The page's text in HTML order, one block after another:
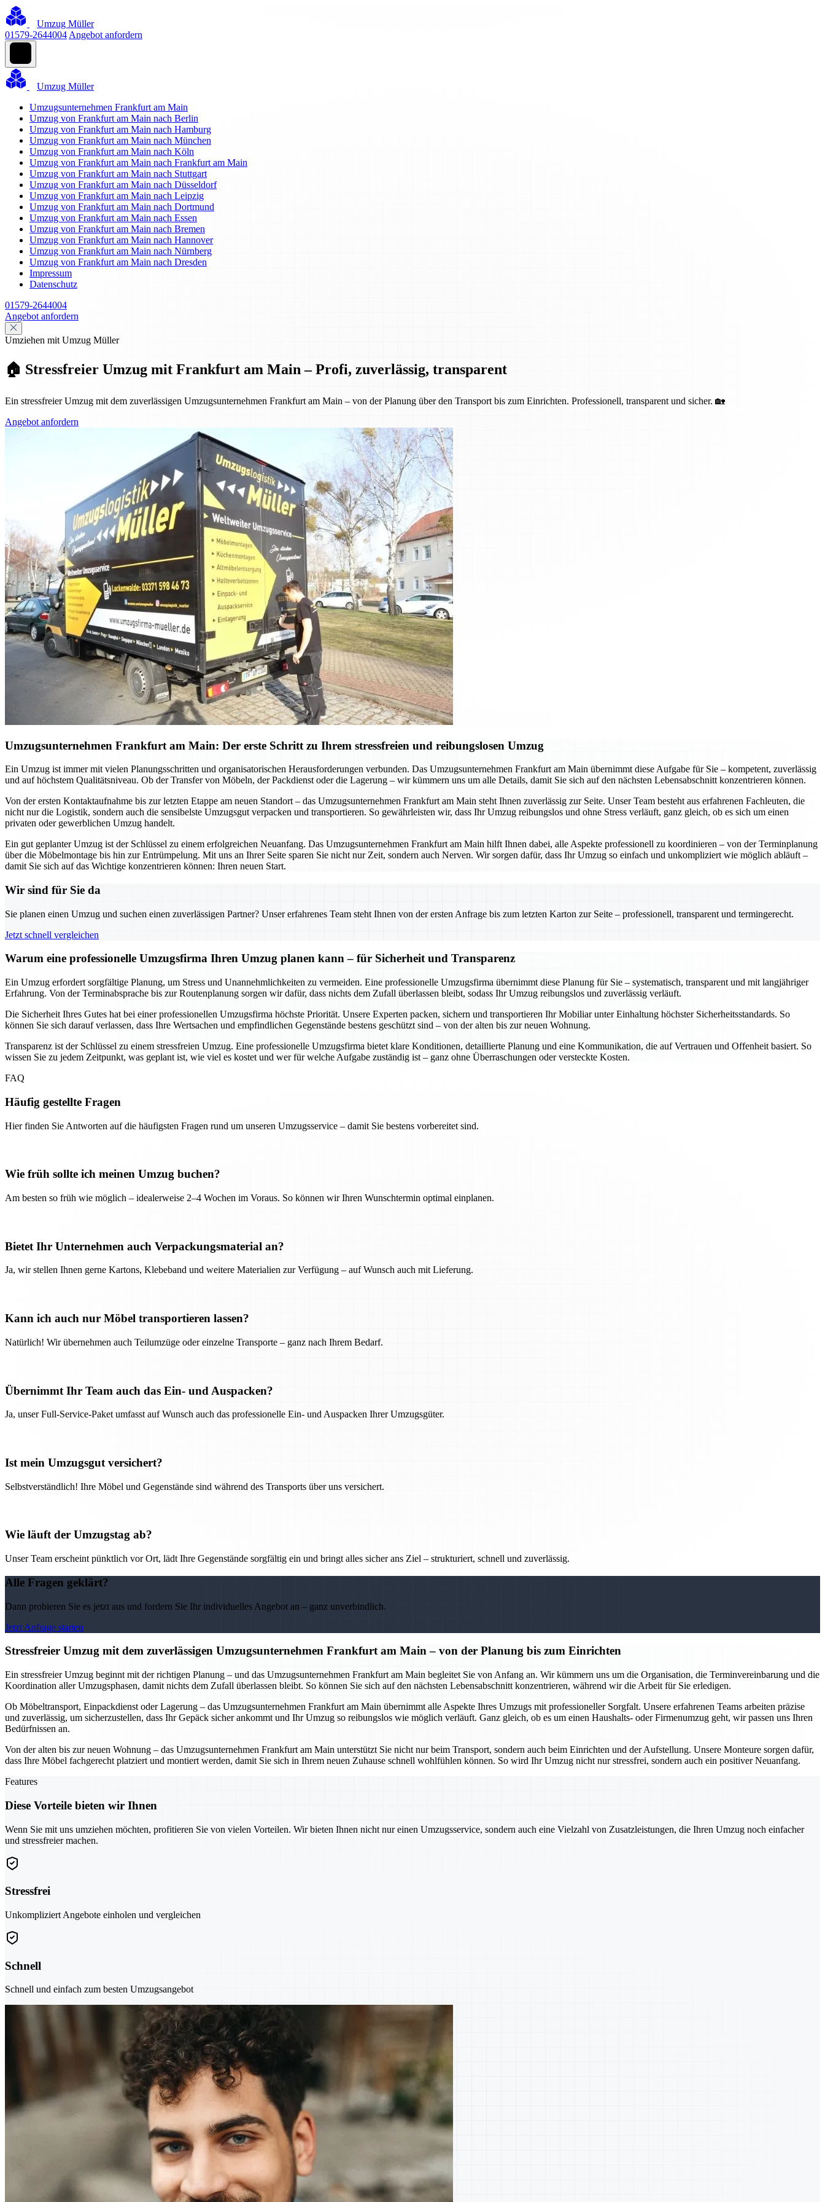
Umzug Müller
01579-2644004 Angebot anfordern
Umzug Müller
Umzugsunternehmen Frankfurt am Main
Umzug von Frankfurt am Main nach Berlin
Umzug von Frankfurt am Main nach Hamburg
Umzug von Frankfurt am Main nach München
Umzug von Frankfurt am Main nach Köln
Umzug von Frankfurt am Main nach Frankfurt am Main
Umzug von Frankfurt am Main nach Stuttgart
Umzug von Frankfurt am Main nach Düsseldorf
Umzug von Frankfurt am Main nach Leipzig
Umzug von Frankfurt am Main nach Dortmund
Umzug von Frankfurt am Main nach Essen
Umzug von Frankfurt am Main nach Bremen
Umzug von Frankfurt am Main nach Hannover
Umzug von Frankfurt am Main nach Nürnberg
Umzug von Frankfurt am Main nach Dresden
Impressum
Datenschutz
01579-2644004
Angebot anfordern
Umziehen mit Umzug Müller
🏠 Stressfreier Umzug mit Frankfurt am Main – Profi, zuverlässig, transparent
Ein stressfreier Umzug mit dem zuverlässigen Umzugsunternehmen Frankfurt am Main – von der Planung über den Transport bis zum Einrichten. Professionell, transparent und sicher. 🏡
Angebot anfordern
Umzugsunternehmen Frankfurt am Main: Der erste Schritt zu Ihrem stressfreien und reibungslosen Umzug
Ein Umzug ist immer mit vielen Planungsschritten und organisatorischen Herausforderungen verbunden. Das Umzugsunternehmen Frankfurt am Main übernimmt diese Aufgabe für Sie – kompetent, zuverlässig
und auf höchstem Qualitätsniveau. Ob der Transfer von Möbeln, der Packdienst oder die Lagerung – wir kümmern uns um alle Details, damit Sie sich auf den nächsten Lebensabschnitt konzentrieren können.
Von der ersten Kontaktaufnahme bis zur letzten Etappe am neuen Standort – das Umzugsunternehmen Frankfurt am Main steht Ihnen zuverlässig zur Seite. Unser Team besteht aus erfahrenen Fachleuten, die
nicht nur die Logistik, sondern auch die sensibelste Umzugsgut verpacken und transportieren. So gewährleisten wir, dass Ihr Umzug reibungslos und ohne Stress verläuft, ganz gleich, ob es sich um einen
privaten oder gewerblichen Umzug handelt.
Ein gut geplanter Umzug ist der Schlüssel zu einem erfolgreichen Neuanfang. Das Umzugsunternehmen Frankfurt am Main hilft Ihnen dabei, alle Aspekte professionell zu koordinieren – von der Terminplanung
über die Möbelmontage bis hin zur Entrümpelung. Mit uns an Ihrer Seite sparen Sie nicht nur Zeit, sondern auch Nerven. Wir sorgen dafür, dass Ihr Umzug so einfach und unkompliziert wie möglich abläuft –
damit Sie sich auf das Wichtige konzentrieren können: Ihren neuen Start.
Wir sind für Sie da
Sie planen einen Umzug und suchen einen zuverlässigen Partner? Unser erfahrenes Team steht Ihnen von der ersten Anfrage bis zum letzten Karton zur Seite – professionell, transparent und termingerecht.
Jetzt schnell vergleichen
Warum eine professionelle Umzugsfirma Ihren Umzug planen kann – für Sicherheit und Transparenz
Ein Umzug erfordert sorgfältige Planung, um Stress und Unannehmlichkeiten zu vermeiden. Eine professionelle Umzugsfirma übernimmt diese Planung für Sie – systematisch, transparent und mit langjähriger
Erfahrung. Von der Terminabsprache bis zur Routenplanung sorgen wir dafür, dass nichts dem Zufall überlassen bleibt, sodass Ihr Umzug reibungslos und zuverlässig verläuft.
Die Sicherheit Ihres Gutes hat bei einer professionellen Umzugsfirma höchste Priorität. Unsere Experten packen, sichern und transportieren Ihr Mobiliar unter Einhaltung höchster Sicherheitsstandards. So
können Sie sich darauf verlassen, dass Ihre Wertsachen und empfindlichen Gegenstände bestens geschützt sind – von der alten bis zur neuen Wohnung.
Transparenz ist der Schlüssel zu einem stressfreien Umzug. Eine professionelle Umzugsfirma bietet klare Konditionen, detaillierte Planung und eine Kommunikation, die auf Vertrauen und Offenheit basiert. So
wissen Sie zu jedem Zeitpunkt, was geplant ist, wie viel es kostet und wer für welche Aufgabe zuständig ist – ganz ohne Überraschungen oder versteckte Kosten.
FAQ
Häufig gestellte Fragen
Hier finden Sie Antworten auf die häufigsten Fragen rund um unseren Umzugsservice – damit Sie bestens vorbereitet sind.
Wie früh sollte ich meinen Umzug buchen?
Am besten so früh wie möglich – idealerweise 2–4 Wochen im Voraus. So können wir Ihren Wunschtermin optimal einplanen.
Bietet Ihr Unternehmen auch Verpackungsmaterial an?
Ja, wir stellen Ihnen gerne Kartons, Klebeband und weitere Materialien zur Verfügung – auf Wunsch auch mit Lieferung.
Kann ich auch nur Möbel transportieren lassen?
Natürlich! Wir übernehmen auch Teilumzüge oder einzelne Transporte – ganz nach Ihrem Bedarf.
Übernimmt Ihr Team auch das Ein- und Auspacken?
Ja, unser Full-Service-Paket umfasst auf Wunsch auch das professionelle Ein- und Auspacken Ihrer Umzugsgüter.
Ist mein Umzugsgut versichert?
Selbstverständlich! Ihre Möbel und Gegenstände sind während des Transports über uns versichert.
Wie läuft der Umzugstag ab?
Unser Team erscheint pünktlich vor Ort, lädt Ihre Gegenstände sorgfältig ein und bringt alles sicher ans Ziel – strukturiert, schnell und zuverlässig.
Alle Fragen geklärt?
Dann probieren Sie es jetzt aus und fordern Sie Ihr individuelles Angebot an – ganz unverbindlich.
Jetzt Anfrage starten
Stressfreier Umzug mit dem zuverlässigen Umzugsunternehmen Frankfurt am Main – von der Planung bis zum Einrichten
Ein stressfreier Umzug beginnt mit der richtigen Planung – und das Umzugsunternehmen Frankfurt am Main begleitet Sie von Anfang an. Wir kümmern uns um die Organisation, die Terminvereinbarung und die
Koordination aller Umzugsphasen, damit nichts dem Zufall überlassen bleibt. So können Sie sich auf den nächsten Lebensabschnitt konzentrieren, während wir die Arbeit für Sie erledigen.
Ob Möbeltransport, Einpackdienst oder Lagerung – das Umzugsunternehmen Frankfurt am Main übernimmt alle Aspekte Ihres Umzugs mit professioneller Sorgfalt. Unsere erfahrenen Teams arbeiten präzise
und zuverlässig, um sicherzustellen, dass Ihr Gepäck sicher ankommt und Ihr Umzug so reibungslos wie möglich verläuft. Ganz gleich, ob es um einen Haushalts- oder Firmenumzug geht, wir passen uns Ihren
Bedürfnissen an.
Von der alten bis zur neuen Wohnung – das Umzugsunternehmen Frankfurt am Main unterstützt Sie nicht nur beim Transport, sondern auch beim Einrichten und der Aufstellung. Unsere Monteure sorgen dafür,
dass Ihre Möbel fachgerecht platziert und montiert werden, damit Sie sich in Ihrem neuen Zuhause schnell wohlfühlen können. So wird Ihr Umzug nicht nur stressfrei, sondern auch ein positiver Neuanfang.
Features
Diese Vorteile bieten wir Ihnen
Wenn Sie mit uns umziehen möchten, profitieren Sie von vielen Vorteilen. Wir bieten Ihnen nicht nur einen Umzugsservice, sondern auch eine Vielzahl von Zusatzleistungen, die Ihren Umzug noch einfacher
und stressfreier machen.
Stressfrei
Unkompliziert Angebote einholen und vergleichen
Schnell
Schnell und einfach zum besten Umzugsangebot